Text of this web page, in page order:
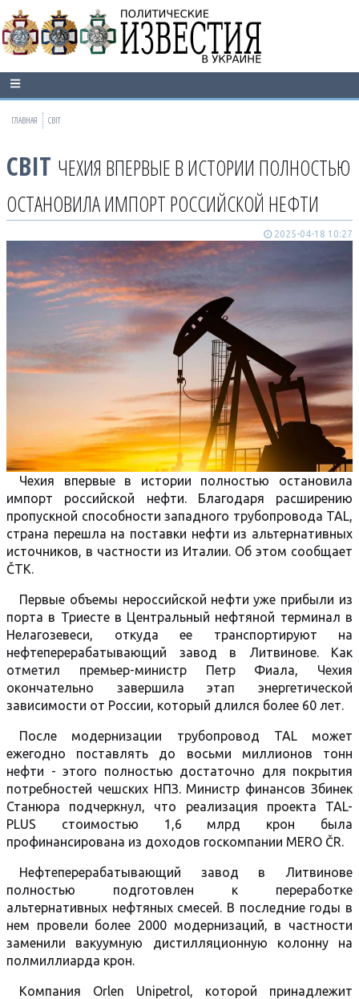
ГЛАВНАЯ СВІТ
СВІТ ЧЕХИЯ ВПЕРВЫЕ В ИСТОРИИ ПОЛНОСТЬЮ
ОСТАНОВИЛА ИМПОРТ РОССИЙСКОЙ НЕФТИ
2025-04-18 10:27
Чехия впервые в истории полностью остановила
импорт российской нефти. Благодаря расширению
пропускной способности западного трубопровода TAL,
страна перешла на поставки нефти из альтернативных
источников, в частности из Италии. Об этом сообщает
ČTK.
Первые объемы нероссийской нефти уже прибыли из
порта в Триесте в Центральный нефтяной терминал в
Нелагозевеси, откуда ее транспортируют на
нефтеперерабатывающий завод в Литвинове. Как
отметил премьер-министр Петр Фиала, Чехия
окончательно завершила этап энергетической
зависимости от России, который длился более 60 лет.
После модернизации трубопровод TAL может
ежегодно поставлять до восьми миллионов тонн
нефти - этого полностью достаточно для покрытия
потребностей чешских НПЗ. Министр финансов Збинек
Станюра подчеркнул, что реализация проекта TAL-
PLUS стоимостью 1,6 млрд крон была
профинансирована из доходов госкомпании MERO ČR.
Нефтеперерабатывающий завод в Литвинове
полностью подготовлен к переработке
альтернативных нефтяных смесей. В последние годы в
нем провели более 2000 модернизаций, в частности
заменили вакуумную дистилляционную колонну на
полмиллиарда крон.
Компания Orlen Unipetrol, которой принадлежит